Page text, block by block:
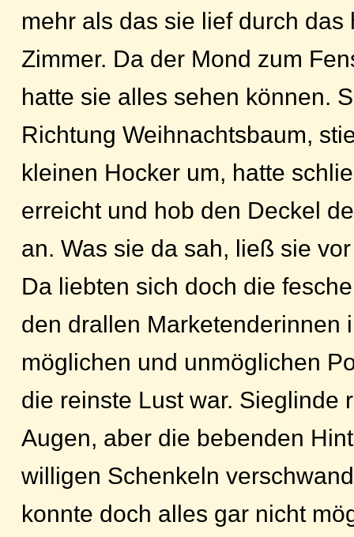
mehr als das sie lief durch das
Zimmer. Da der Mond zum
hatte sie alles sehen können.
Richtung Weihnachtsbaum,
kleinen Hocker um, hatte
erreicht und hob den Deckel
an. Was sie da sah, ließ sie
Da liebten sich doch die
den drallen Marketenderinnen
möglichen und unmöglichen
die reinste Lust war. Sieglinde
Augen, aber die bebenden
willigen Schenkeln
konnte doch alles gar nicht